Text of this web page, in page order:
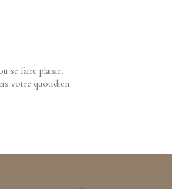
se faire plaisir.
votre quotidien